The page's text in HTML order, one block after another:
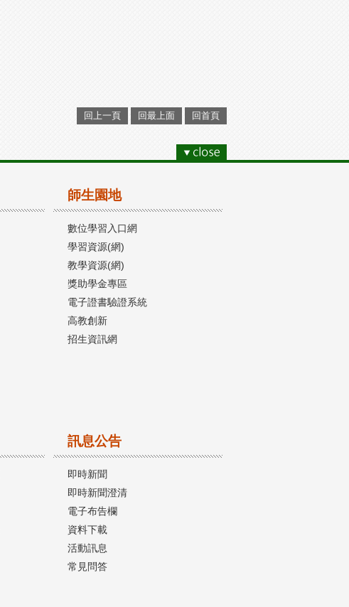
回上一頁 回最上面 回首頁
師生園地
數位學習入口網
學習資源(網)
教學資源(網)
獎助學金專區
電子證書驗證系統
高教創新
招生資訊網
訊息公告
即時新聞
即時新聞澄清
電子布告欄
資料下載
活動訊息
常見問答